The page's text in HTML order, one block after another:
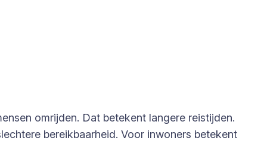
omrijden. Dat betekent langere reistijden.
bereikbaarheid. Voor inwoners betekent